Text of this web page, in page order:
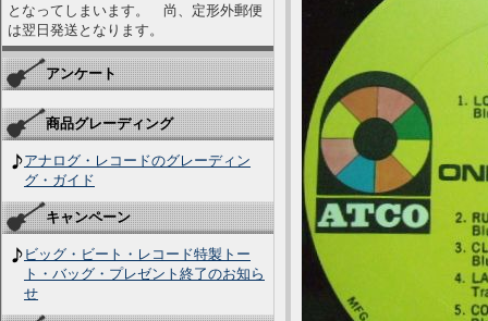
となってしまいます。 尚、定形外郵便
は翌日発送となります。
アンケート
商品グレーディング
アナログ・レコードのグレーディン
グ・ガイド
キャンペーン
ビッグ・ビート・レコード特製トー
ト・バッグ・プレゼント終了のお知ら
せ